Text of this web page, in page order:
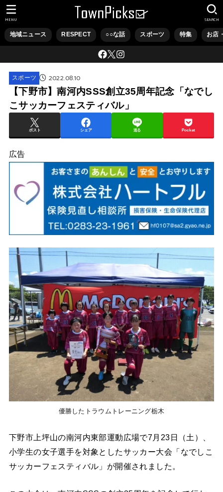
地域ニュース RESPECT ○○な話 スポーツ 特集 お店
SEARCH
MENU
スポーツ 2022.08.10
【下野市】南河内SSS創立35周年記念「なでし
こサッカーフェスティバル」
ポスト シェア 送る Pocket
広告
優勝したトラウムトレーニング栃木
下野市上坪山の南河内東部運動広場で7月23日（土）、
小学生の女子選手を対象としたサッカー大会「なでしこ
サッカーフェスティバル」が開催されました。